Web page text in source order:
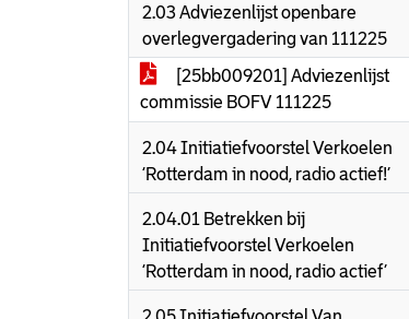
2.03 Adviezenlijst openbare
overlegvergadering van 111225
[25bb009201] Adviezenlijst
commissie BOFV 111225
2.04 Initiatiefvoorstel Verkoelen
‘Rotterdam in nood, radio actief!’
2.04.01 Betrekken bij
Initiatiefvoorstel Verkoelen
‘Rotterdam in nood, radio actief’